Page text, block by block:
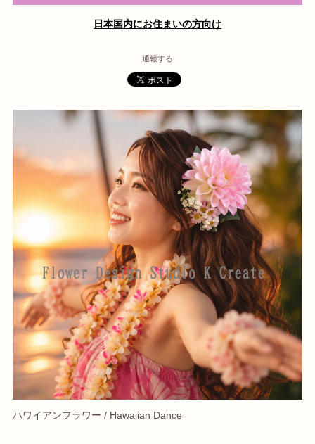
日本国内にお住まいの方向け
通報する
ハワイアンフラワー / Hawaiian Dance